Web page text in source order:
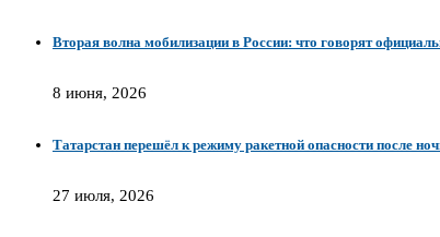
Вторая волна мобилизации в России: что говорят
8 июня, 2026
Татарстан перешёл к режиму ракетной опасности после
27 июля, 2026